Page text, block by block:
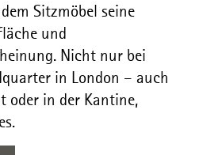
Sitzmöbel seine
und
Nicht nur bei
in London – auch
oder in der Kantine,